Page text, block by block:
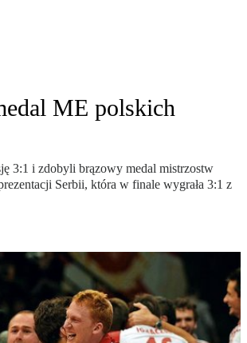
ME polskich
3:1 i zdobyli brązowy medal mistrzostw
Serbii, która w finale wygrała 3:1 z